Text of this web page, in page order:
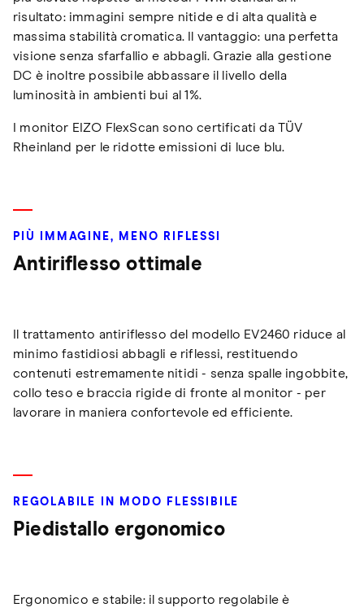
risultato: immagini sempre nitide e di alta qualità e
massima stabilità cromatica. Il vantaggio: una perfetta
visione senza sfarfallio e abbagli. Grazie alla gestione
DC è inoltre possibile abbassare il livello della
luminosità in ambienti bui al 1%.
I monitor EIZO FlexScan sono certificati da TÜV
Rheinland per le ridotte emissioni di luce blu.
PIÙ IMMAGINE, MENO RIFLESSI
Antiriflesso ottimale
Il trattamento antiriflesso del modello EV2460 riduce al
minimo fastidiosi abbagli e riflessi, restituendo
contenuti estremamente nitidi - senza spalle ingobbite,
collo teso e braccia rigide di fronte al monitor - per
lavorare in maniera confortevole ed efficiente.
REGOLABILE IN MODO FLESSIBILE
Piedistallo ergonomico
Ergonomico e stabile: il supporto regolabile è